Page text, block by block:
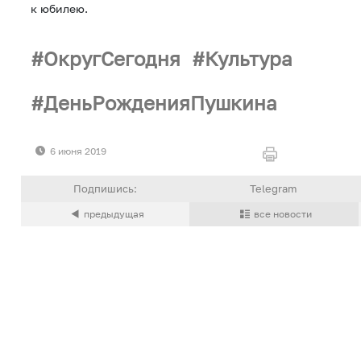
к юбилею.
ОкругСегодня
Культура
ДеньРожденияПушкина
6 июня 2019